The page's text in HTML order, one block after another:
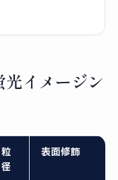
イメージン
粒
径
表面修飾